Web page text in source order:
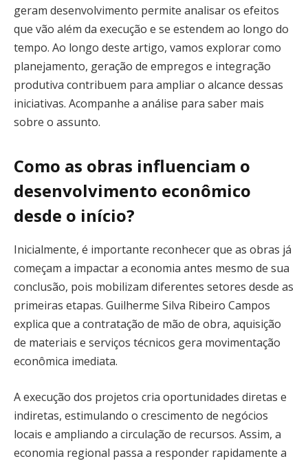
geram desenvolvimento permite analisar os efeitos
que vão além da execução e se estendem ao longo do
tempo. Ao longo deste artigo, vamos explorar como
planejamento, geração de empregos e integração
produtiva contribuem para ampliar o alcance dessas
iniciativas. Acompanhe a análise para saber mais
sobre o assunto.
Como as obras influenciam o
desenvolvimento econômico
desde o início?
Inicialmente, é importante reconhecer que as obras já
começam a impactar a economia antes mesmo de sua
conclusão, pois mobilizam diferentes setores desde as
primeiras etapas. Guilherme Silva Ribeiro Campos
explica que a contratação de mão de obra, aquisição
de materiais e serviços técnicos gera movimentação
econômica imediata.
A execução dos projetos cria oportunidades diretas e
indiretas, estimulando o crescimento de negócios
locais e ampliando a circulação de recursos. Assim, a
economia regional passa a responder rapidamente a